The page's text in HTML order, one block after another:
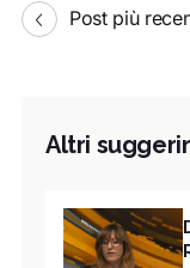
Post più
Altri